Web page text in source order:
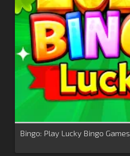
Bingo: Play Lucky Bingo Games